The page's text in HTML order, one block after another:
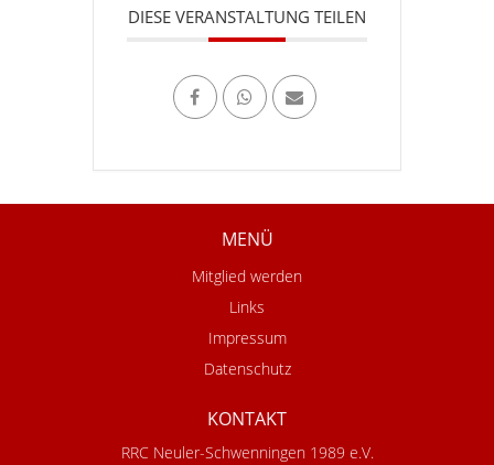
DIESE VERANSTALTUNG TEILEN
MENÜ
Mitglied werden
Links
Impressum
Datenschutz
KONTAKT
RRC Neuler-Schwenningen 1989 e.V.